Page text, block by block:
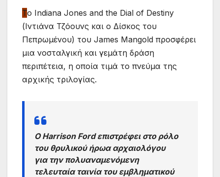
Το Indiana Jones and the Dial of Destiny
(Ιντιάνα Τζόουνς και ο Δίσκος του
Πεπρωμένου) του James Mangold προσφέρει
μια νοσταλγική και γεμάτη δράση
περιπέτεια, η οποία τιμά το πνεύμα της
αρχικής τριλογίας.
Ο Harrison Ford επιστρέφει στο ρόλο
του θρυλικού ήρωα αρχαιολόγου
για την πολυαναμενόμενη
τελευταία ταινία του εμβληματικού